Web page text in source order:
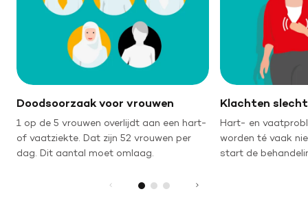
Doodsoorzaak voor vrouwen
1 op de 5 vrouwen overlijdt aan een hart-
of vaatziekte. Dat zijn 52 vrouwen per
dag. Dit aantal moet omlaag.
Klachten
Hart- en
worden té vaak
start de